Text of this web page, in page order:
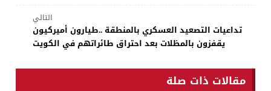
التالي
تداعيات التصعيد العسكري بالمنطقة ..طيارون أميركيون
يقفزون بالمظلات بعد احتراق طائراتهم في الكويت
مقالات ذات صلة